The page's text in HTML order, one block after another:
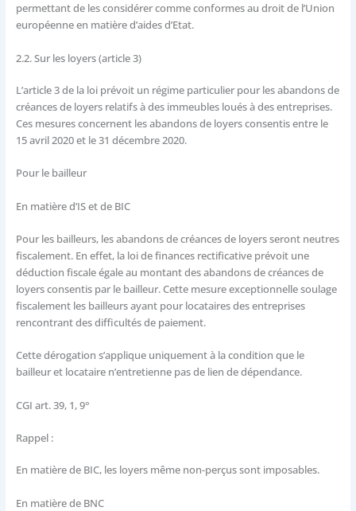
permettant de les considérer comme conformes au droit de l’Union
européenne en matière d’aides d’Etat.
2.2. Sur les loyers (article 3)
L’article 3 de la loi prévoit un régime particulier pour les abandons de
créances de loyers relatifs à des immeubles loués à des entreprises.
Ces mesures concernent les abandons de loyers consentis entre le
15 avril 2020 et le 31 décembre 2020.
Pour le bailleur
En matière d’IS et de BIC
Pour les bailleurs, les abandons de créances de loyers seront neutres
fiscalement. En effet, la loi de finances rectificative prévoit une
déduction fiscale égale au montant des abandons de créances de
loyers consentis par le bailleur. Cette mesure exceptionnelle soulage
fiscalement les bailleurs ayant pour locataires des entreprises
rencontrant des difficultés de paiement.
Cette dérogation s’applique uniquement à la condition que le
bailleur et locataire n’entretienne pas de lien de dépendance.
CGI art. 39, 1, 9°
Rappel :
En matière de BIC, les loyers même non-perçus sont imposables.
En matière de BNC